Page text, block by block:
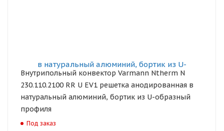
Внутрипольный конвектор Varmann Ntherm N
230.110.2100 RR U EV1 решетка анодированная в
натуральный алюминий, бортик из U-образный
профиля
Под заказ